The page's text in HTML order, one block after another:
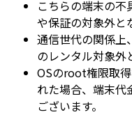
こちらの端末の不
や保証の対象外と
通信世代の関係上
のレンタル対象外
OSのroot権限取
れた場合、端末代
ございます。